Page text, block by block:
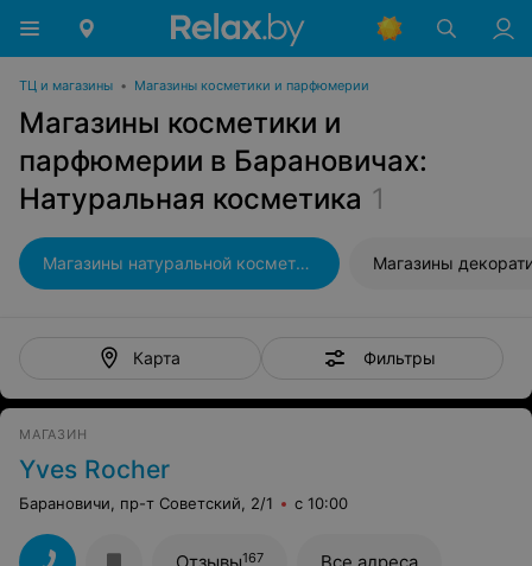
ТЦ и магазины • Магазины косметики и парфюмерии
Магазины косметики и
парфюмерии в Барановичах:
Натуральная косметика 1
Магазины натуральной косметики
Карта Фильтры
МАГАЗИН
Yves Rocher
Барановичи, пр-т Советский, 2/1 с 10:00
167